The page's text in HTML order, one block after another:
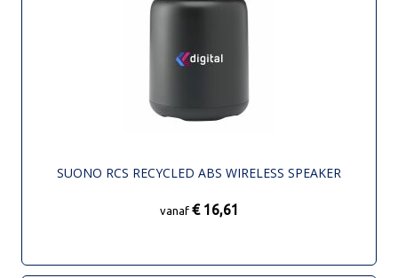
SUONO RCS RECYCLED ABS WIRELESS SPEAKER
vanaf € 16,61